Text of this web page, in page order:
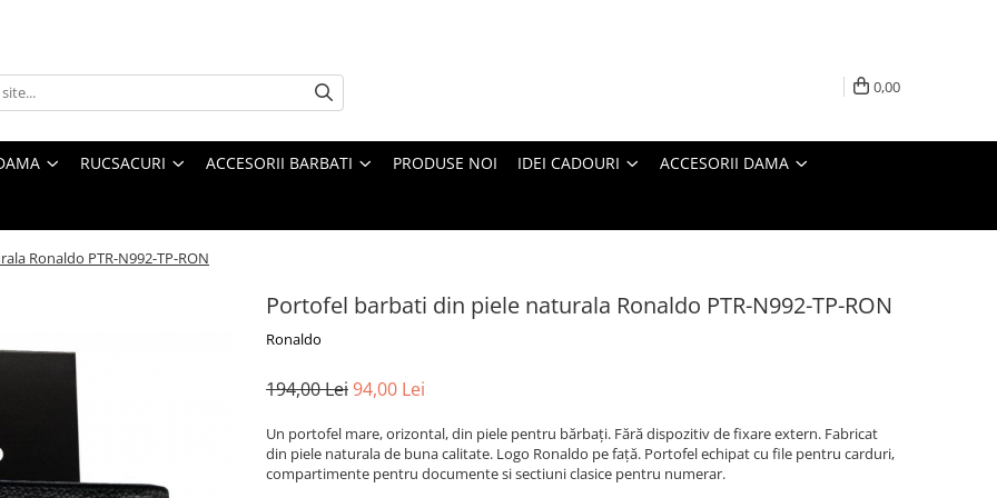
0,00
RUCSACURI ACCESORII BARBATI PRODUSE NOI IDEI CADOURI ACCESORII DAMA
Ronaldo PTR-N992-TP-RON
Portofel barbati din piele naturala Ronaldo PTR-N992-TP-RON
Ronaldo
194,00 Lei94,00 Lei
Un portofel mare, orizontal, din piele pentru bărbați. Fără dispozitiv de fixare extern. Fabricat
din piele naturala de buna calitate. Logo Ronaldo pe față. Portofel echipat cu file pentru carduri,
compartimente pentru documente si sectiuni clasice pentru numerar.